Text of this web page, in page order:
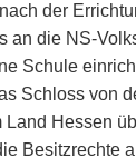
der
an die NS-
Schule
Schloss von
Land Hessen
Besitzrechte